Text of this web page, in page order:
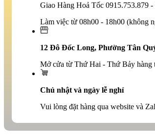
Giao Hàng Hoả Tốc 0915.753.879 -
Làm việc từ 08h00 - 18h00 (không
12 Đô Đốc Long, Phường Tân
Mở cửa từ Thứ Hai - Thứ Bảy hàng
Chủ nhật và ngày lễ nghỉ
Vui lòng đặt hàng qua website và